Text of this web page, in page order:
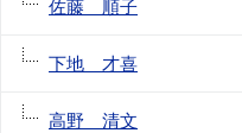
佐藤 順子
下地 才喜
高野 清文